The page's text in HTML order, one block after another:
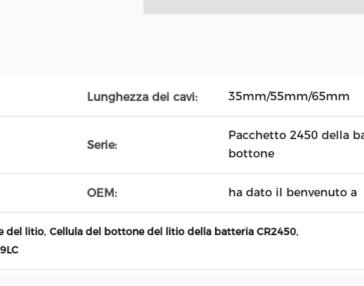
Lunghezza dei cavi: 35mm/55mm/65mm
Serie:
Pacchetto 2450 della
bottone
OEM: ha dato il benvenuto a
del litio, Cellula del bottone del litio della batteria CR2450,